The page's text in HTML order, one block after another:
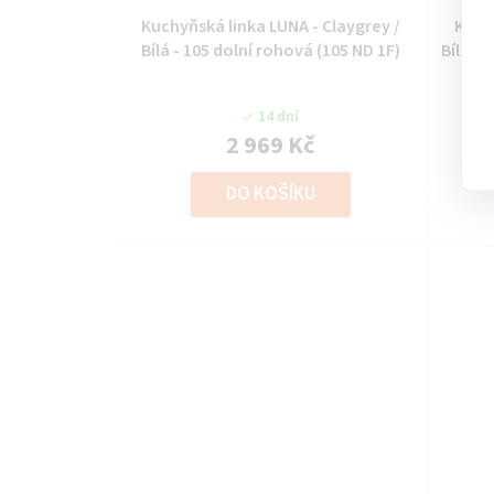
Kuchyňská linka LUNA - Claygrey /
Bílá - 105 dolní rohová (105 ND 1F)
14 dní
2 969 Kč
DO KOŠÍKU
Bílá -